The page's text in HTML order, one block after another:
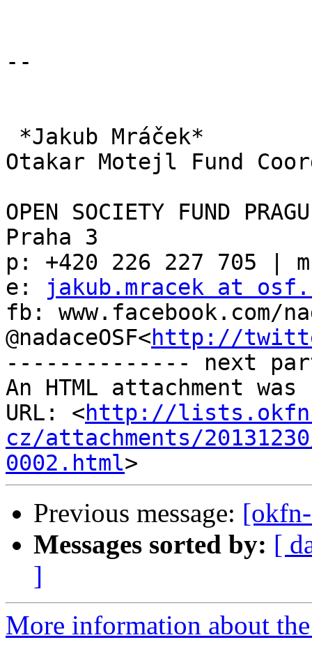
--
Otakar Motejl Fund
OPEN SOCIETY FUND
Praha 3
p: +420 226 227 705 |
e:
jakub.mracek at
fb: www.facebook.com/
@nadaceOSF<http://
-------------- next
An HTML attachment
URL: <http://
cz/attachments/
0002.html
Previous message:
Messages sorted by: [
]
More information about